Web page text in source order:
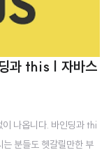
123 출력 위와 같이 //
되어 ..
과 this | 자바스
나옵니다. 바인딩과 thi
분들도 헷갈릴만한 부